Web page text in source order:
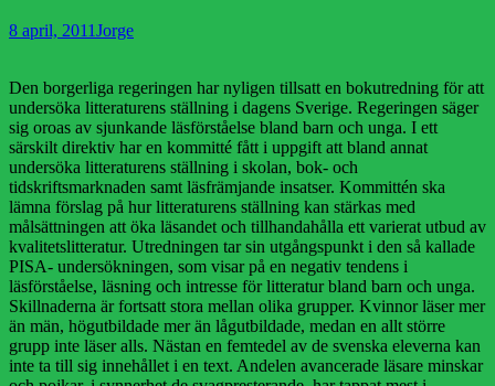
Publicerad
8 april, 2011 Författare
Jorge
Den borgerliga regeringen har nyligen tillsatt en bokutredning för att
undersöka litteraturens ställning i dagens Sverige. Regeringen säger
sig oroas av sjunkande läsförståelse bland barn och unga. I ett
särskilt direktiv har en kommitté fått i uppgift att bland annat
undersöka litteraturens ställning i skolan, bok- och
tidskriftsmarknaden samt läsfrämjande insatser. Kommittén ska
lämna förslag på hur litteraturens ställning kan stärkas med
målsättningen att öka läsandet och tillhandahålla ett varierat utbud av
kvalitetslitteratur. Utredningen tar sin utgångspunkt i den så kallade
PISA- undersökningen, som visar på en negativ tendens i
läsförståelse, läsning och intresse för litteratur bland barn och unga.
Skillnaderna är fortsatt stora mellan olika grupper. Kvinnor läser mer
än män, högutbildade mer än lågutbildade, medan en allt större
grupp inte läser alls. Nästan en femtedel av de svenska eleverna kan
inte ta till sig innehållet i en text. Andelen avancerade läsare minskar